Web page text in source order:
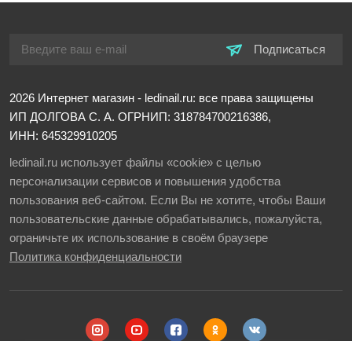
Подписаться
2026 Интернет магазин - ledinail.ru: все права защищены
ИП ДОЛГОВА С. А. ОГРНИП: 318784700216386,
ИНН: 645329910205
ledinail.ru использует файлы «cookie» с целью
персонализации сервисов и повышения удобства
пользования веб-сайтом. Если Вы не хотите, чтобы Ваши
пользовательские данные обрабатывались, пожалуйста,
ограничьте их использование в своём браузере
Политика конфиденциальности